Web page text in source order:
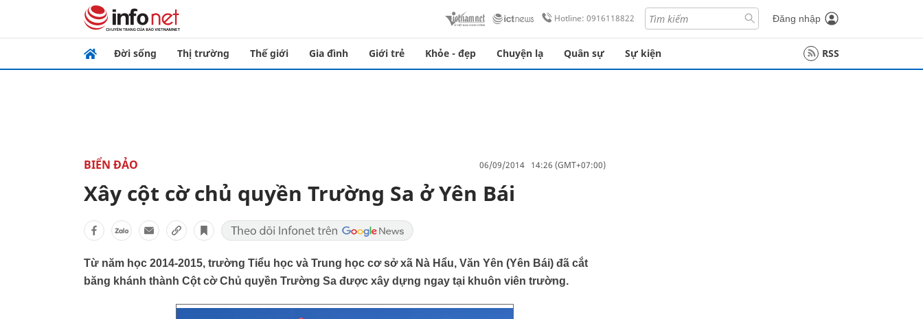
Hotline: 0916118822 Đăng nhập
Đời sống Thị trường Thế giới Gia đình Giới trẻ Khỏe - đẹp Chuyện lạ Quân sự Sự kiện RSS
BIỂN ĐẢO 06/09/2014 14:26 (GMT+07:00)
Xây cột cờ chủ quyền Trường Sa ở Yên Bái
Từ năm học 2014-2015, trường Tiểu học và Trung học cơ sở xã Nà Hẩu, Văn Yên (Yên Bái) đã cắt
băng khánh thành Cột cờ Chủ quyền Trường Sa được xây dựng ngay tại khuôn viên trường.